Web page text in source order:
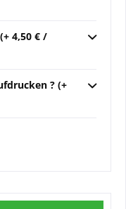
4,50 € /
? (+